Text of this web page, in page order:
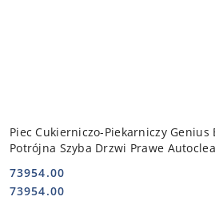
Piec Cukierniczo-Piekarniczy Genius
Potrójna Szyba Drzwi Prawe
Cena:
73954.00
Cena:
73954.00